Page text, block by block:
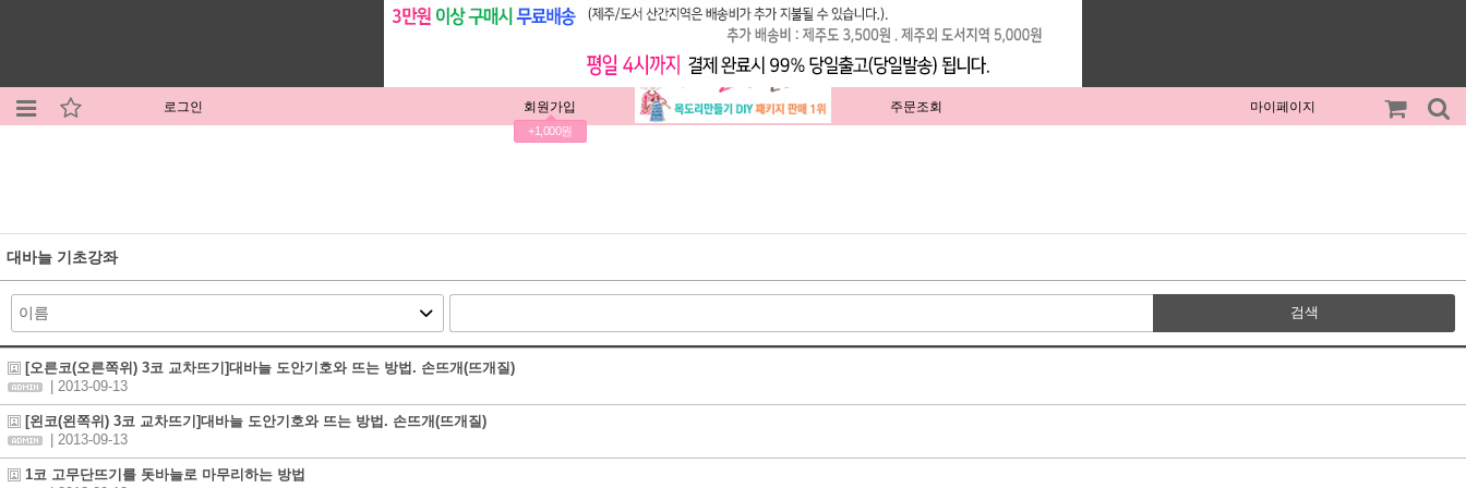
로그인 회원가입
+1,000원
주문조회 마이페이지
대바늘 기초강좌
검색
[오른코(오른쪽위) 3코 교차뜨기]대바늘 도안기호와 뜨는 방법. 손뜨개(뜨개질)
| 2013-09-13
[왼코(왼쪽위) 3코 교차뜨기]대바늘 도안기호와 뜨는 방법. 손뜨개(뜨개질)
| 2013-09-13
1코 고무단뜨기를 돗바늘로 마무리하는 방법